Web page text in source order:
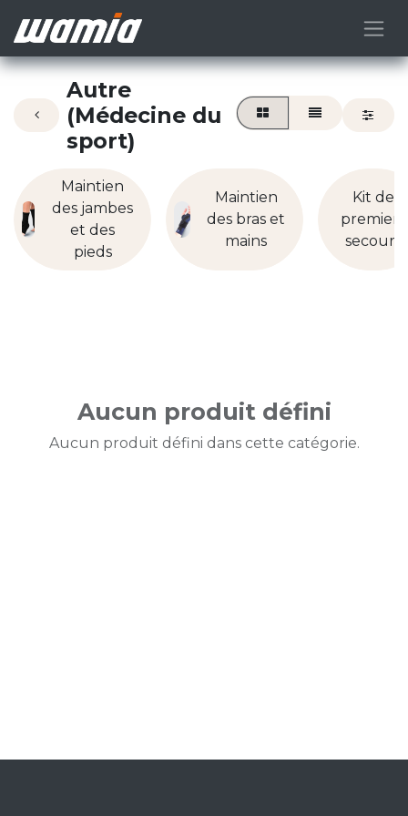
Autre
(Médecine du
sport)
Maintien
des jambes
et des
pieds
Maintien
des bras et
mains
Kit de
premiers
secours
Aucun produit défini
Aucun produit défini dans cette catégorie.